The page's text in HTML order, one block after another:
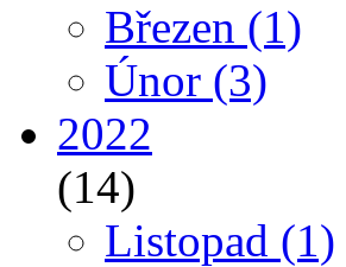
Březen (1)
Únor (3)
2022
(14)
Listopad (1)